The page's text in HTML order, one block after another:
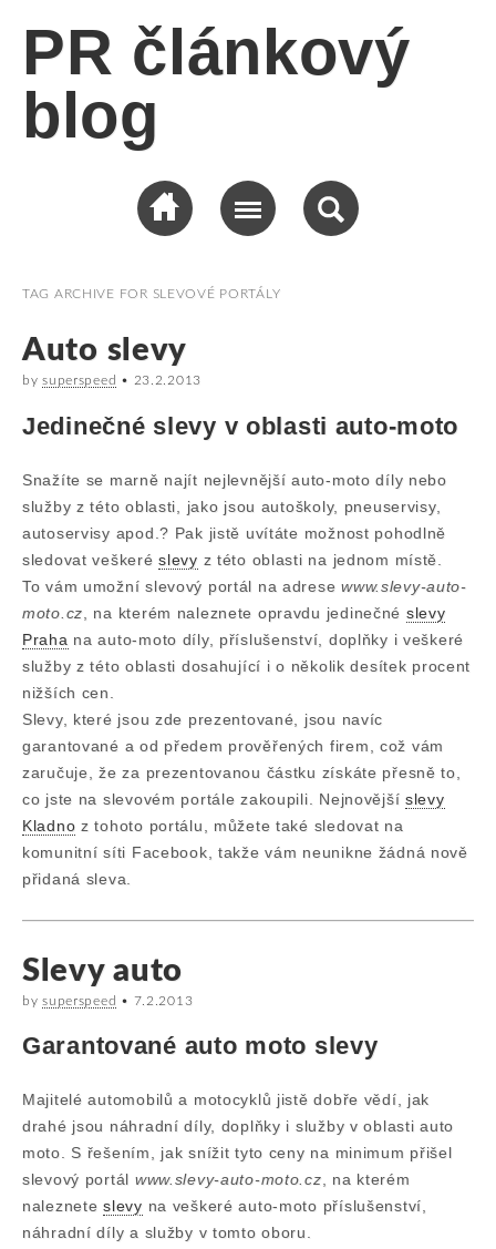
PR článkový
blog
TAG ARCHIVE FOR SLEVOVÉ PORTÁLY
Auto slevy
bysuperspeed • 23.2.2013
Jedinečné slevy v oblasti auto-moto
Snažíte se marně najít nejlevnější auto-moto díly nebo
služby z této oblasti, jako jsou autoškoly, pneuservisy,
autoservisy apod.? Pak jistě uvítáte možnost pohodlně
sledovat veškeréslevy z této oblasti na jednom místě.
To vám umožní slevový portál na adresewww.slevy-auto-
moto.cz , na kterém naleznete opravdu jedinečné slevy
Praha na auto-moto díly, příslušenství, doplňky i veškeré
služby z této oblasti dosahující i o několik desítek procent
nižších cen.
Slevy, které jsou zde prezentované, jsou navíc
garantované a od předem prověřených firem, což vám
zaručuje, že za prezentovanou částku získáte přesně to,
co jste na slevovém portále zakoupili. Nejnovějšíslevy
Kladno z tohoto portálu, můžete také sledovat na
komunitní síti Facebook, takže vám neunikne žádná nově
přidaná sleva.
Slevy auto
bysuperspeed • 7.2.2013
Garantované auto moto slevy
Majitelé automobilů a motocyklů jistě dobře vědí, jak
drahé jsou náhradní díly, doplňky i služby v oblasti auto
moto. S řešením, jak snížit tyto ceny na minimum přišel
slevový portál www.slevy-auto-moto.cz, na kterém
nalezneteslevy na veškeré auto-moto příslušenství,
náhradní díly a služby v tomto oboru.